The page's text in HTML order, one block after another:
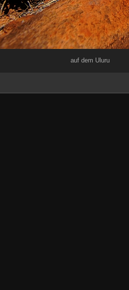
auf dem Uluru